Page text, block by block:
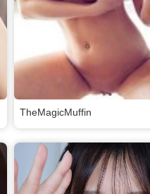
TheMagicMuffin